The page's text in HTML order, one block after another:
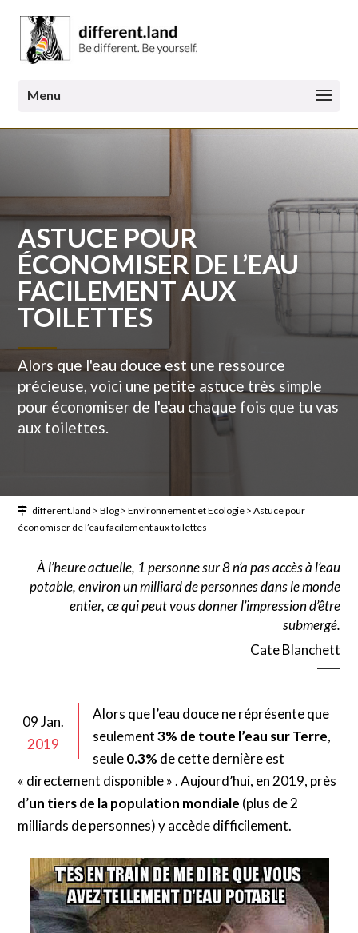
ASTUCE POUR
ÉCONOMISER DE L’EAU
FACILEMENT AUX
TOILETTES
Alors que l'eau douce est une ressource
précieuse, voici une petite astuce très simple
pour économiser de l'eau chaque fois que tu vas
aux toilettes.
different.land >Blog >Environnement et Ecologie >Astuce pour
économiser de l’eau facilement aux toilettes
À l’heure actuelle, 1 personne sur 8 n’a pas accès à l’eau
potable, environ un milliard de personnes dans le monde
entier, ce qui peut vous donner l’impression d’être
submergé.
Cate Blanchett
09 Jan.
2019
Alors que l’eau douce ne réprésente que
seulement3% de toute l’eau sur Terre,
seule0.3% de cette dernière est
« directement disponible » . Aujourd’hui, en 2019, près
d’un tiers de la population mondiale (plus de 2
milliards de personnes) y accède difficilement.